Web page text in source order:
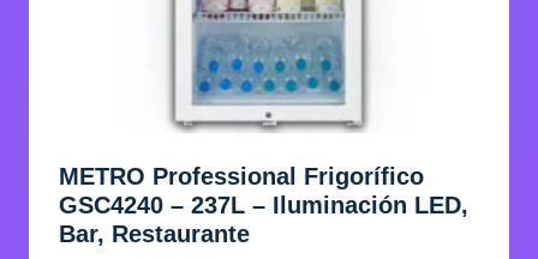
METRO Professional Frigorífico
GSC4240 – 237L – Iluminación LED,
Bar, Restaurante